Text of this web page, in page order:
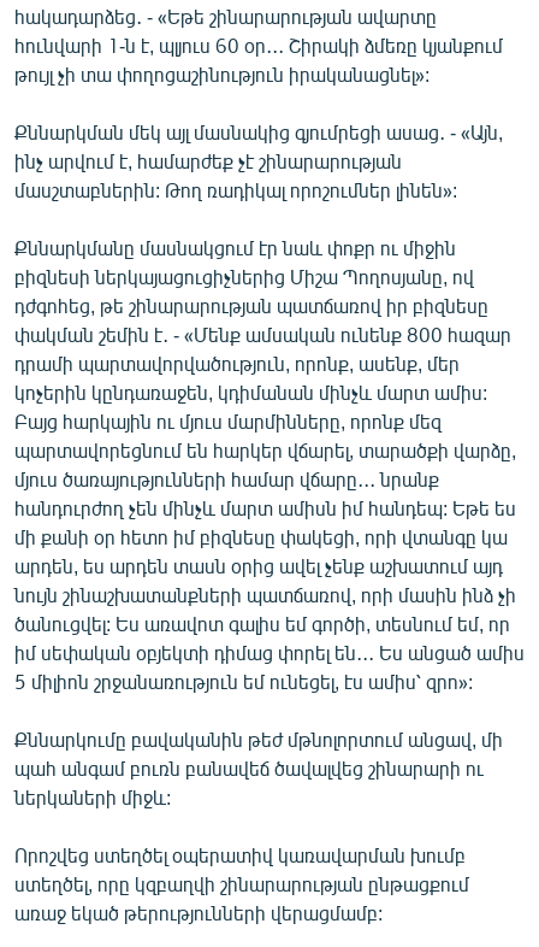
հակադարձեց․ - «Եթե շինարարության ավարտը
հունվարի 1-ն է, պլյուս 60 օր․․․ Շիրակի ձմեռը կյանքում
թույլ չի տա փողոցաշինություն իրականացնել»:
Քննարկման մեկ այլ մասնակից գյումրեցի ասաց․ - «Այն,
ինչ արվում է, համարժեք չէ շինարարության
մասշտաբներին: Թող ռադիկալ որոշումներ լինեն»:
Քննարկմանը մասնակցում էր նաև փոքր ու միջին
բիզնեսի ներկայացուցիչներից Միշա Պողոսյանը, ով
դժգոհեց, թե շինարարության պատճառով իր բիզնեսը
փակման շեմին է․ - «Մենք ամսական ունենք 800 հազար
դրամի պարտավորվածություն, որոնք, ասենք, մեր
կոչերին կընդառաջեն, կդիմանան մինչև մարտ ամիս:
Բայց հարկային ու մյուս մարմինները, որոնք մեզ
պարտավորեցնում են հարկեր վճարել, տարածքի վարձը,
մյուս ծառայությունների համար վճարը․․․ նրանք
հանդուրժող չեն մինչև մարտ ամիսն իմ հանդեպ: Եթե ես
մի քանի օր հետո իմ բիզնեսը փակեցի, որի վտանգը կա
արդեն, ես արդեն տասն օրից ավել չենք աշխատում այդ
նույն շինաշխատանքների պատճառով, որի մասին ինձ չի
ծանուցվել: Ես առավոտ գալիս եմ գործի, տեսնում եմ, որ
իմ սեփական օբյեկտի դիմաց փորել են․․․ Ես անցած ամիս
5 միլիոն շրջանառություն եմ ունեցել, էս ամիս՝ զրո»:
Քննարկումը բավականին թեժ մթնոլորտում անցավ, մի
պահ անգամ բուռն բանավեճ ծավալվեց շինարարի ու
ներկաների միջև:
Որոշվեց ստեղծել օպերատիվ կառավարման խումբ
ստեղծել, որը կզբաղվի շինարարության ընթացքում
առաջ եկած թերությունների վերացմամբ: